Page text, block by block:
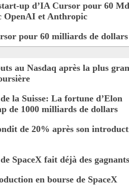
up d’IA Cursor pour 60
OpenAI et Anthropic
pour 60 milliards de dollars
au Nasdaq après la plus
la Suisse: La fortune d’Elon
de 1000 milliards de dollars
de 20% après son
SpaceX fait déjà des gagnants
en bourse de SpaceX